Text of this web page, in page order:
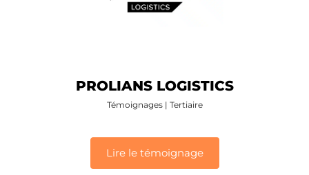
PROLIANS LOGISTICS
Témoignages| Tertiaire
Lire le témoignage